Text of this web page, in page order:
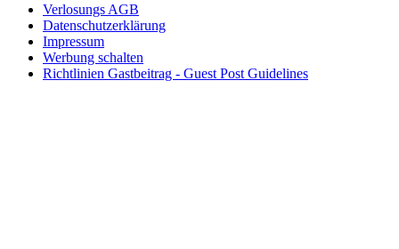
Verlosungs AGB
Datenschutzerklärung
Impressum
Werbung schalten
Richtlinien Gastbeitrag - Guest Post Guidelines